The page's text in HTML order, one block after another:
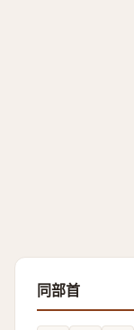
同部首